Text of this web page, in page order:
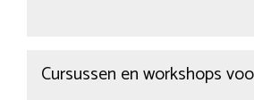
Cursussen en workshops